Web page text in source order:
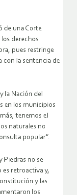
de una Corte
derechos
pues restringe
con la sentencia de
la Nación del
en los municipios
tenemos el
naturales no
popular”.
Piedras no se
es retroactiva y,
y las
los